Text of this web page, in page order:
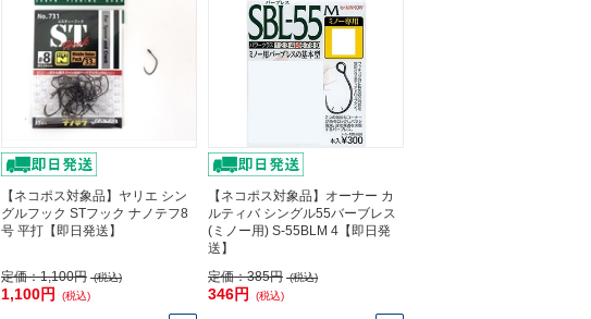
【ネコポス対象品】ヤリエ シン
グルフック STフック ナノテフ8
号 平打【即日発送】
定価：1,100円 (税込)
1,100円 (税込)
【ネコポス対象品】オーナー カ
ルティバ シングル55バーブレス
(ミノー用) S-55BLM 4【即日発
送】
定価：385円 (税込)
346円 (税込)